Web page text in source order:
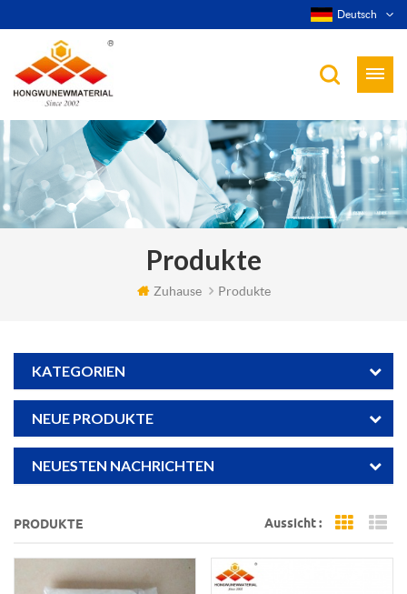
Deutsch
Produkte
Zuhause Produkte
KATEGORIEN
NEUE PRODUKTE
NEUESTEN NACHRICHTEN
PRODUKTE Aussicht : Grid